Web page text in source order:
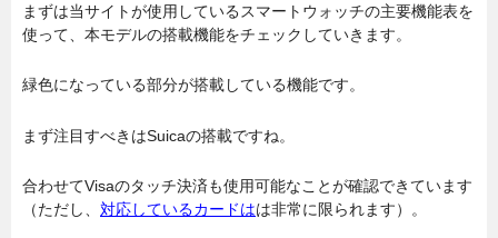
まずは当サイトが使用しているスマートウォッチの主要機能表を
使って、本モデルの搭載機能をチェックしていきます。
緑色になっている部分が搭載している機能です。
まず注目すべきはSuicaの搭載ですね。
合わせてVisaのタッチ決済も使用可能なことが確認できています
（ただし、 対応しているカードはは非常に限られます）。